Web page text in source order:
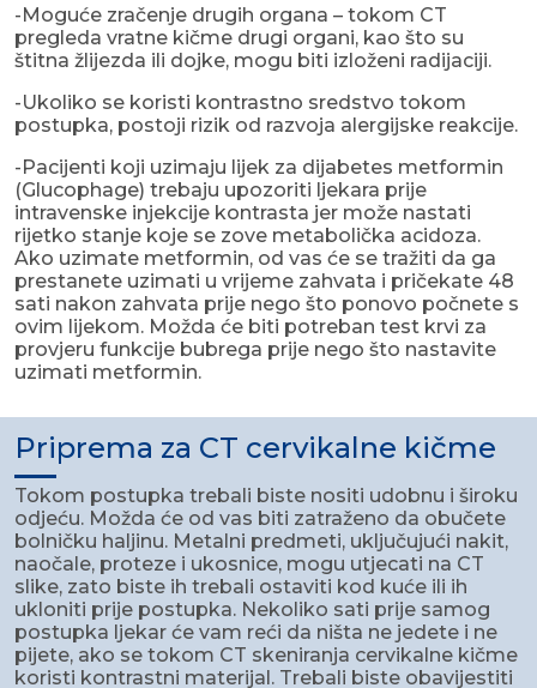
-Moguće zračenje drugih organa – tokom CT
pregleda vratne kičme drugi organi, kao što su
štitna žlijezda ili dojke, mogu biti izloženi radijaciji.
-Ukoliko se koristi kontrastno sredstvo tokom
postupka, postoji rizik od razvoja alergijske reakcije.
-Pacijenti koji uzimaju lijek za dijabetes metformin
(Glucophage) trebaju upozoriti ljekara prije
intravenske injekcije kontrasta jer može nastati
rijetko stanje koje se zove metabolička acidoza.
Ako uzimate metformin, od vas će se tražiti da ga
prestanete uzimati u vrijeme zahvata i pričekate 48
sati nakon zahvata prije nego što ponovo počnete s
ovim lijekom. Možda će biti potreban test krvi za
provjeru funkcije bubrega prije nego što nastavite
uzimati metformin.
Priprema za CT cervikalne kičme
Tokom postupka trebali biste nositi udobnu i široku
odjeću. Možda će od vas biti zatraženo da obučete
bolničku haljinu. Metalni predmeti, uključujući nakit,
naočale, proteze i ukosnice, mogu utjecati na CT
slike, zato biste ih trebali ostaviti kod kuće ili ih
ukloniti prije postupka. Nekoliko sati prije samog
postupka ljekar će vam reći da ništa ne jedete i ne
pijete, ako se tokom CT skeniranja cervikalne kičme
koristi kontrastni materijal. Trebali biste obavijestiti